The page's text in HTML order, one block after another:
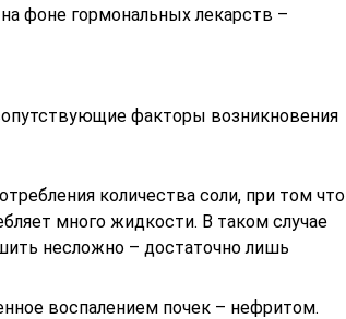
фоне гормональных лекарств –
факторы возникновения
количества соли, при том что
много жидкости. В таком случае
несложно – достаточно лишь
воспалением почек – нефритом.